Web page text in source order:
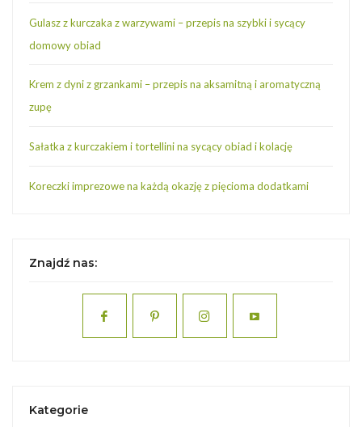
Gulasz z kurczaka z warzywami – przepis na szybki i sycący
domowy obiad
Krem z dyni z grzankami – przepis na aksamitną i aromatyczną
zupę
Sałatka z kurczakiem i tortellini na sycący obiad i kolację
Koreczki imprezowe na każdą okazję z pięcioma dodatkami
Znajdź nas:
Kategorie